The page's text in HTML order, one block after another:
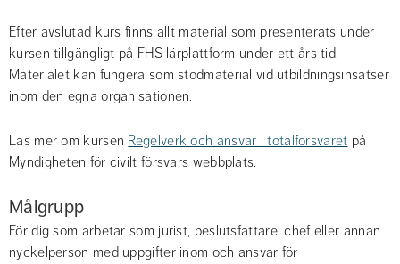
Efter avslutad kurs finns allt material som presenterats under
kursen tillgängligt på FHS lärplattform under ett års tid.
Materialet kan fungera som stödmaterial vid utbildningsinsatser
inom den egna organisationen.
Läs mer om kursen Regelverk och ansvar i totalförsvaret på
Myndigheten för civilt försvars webbplats.
Målgrupp
För dig som arbetar som jurist, beslutsfattare, chef eller annan
nyckelperson med uppgifter inom och ansvar för